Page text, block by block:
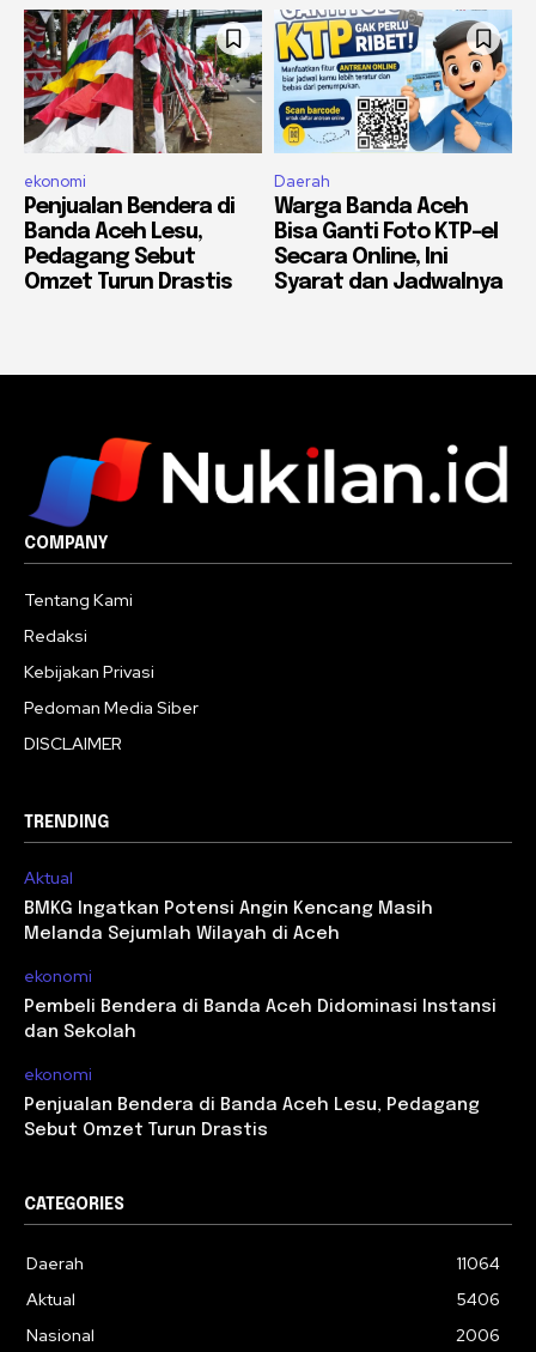
ekonomi
Penjualan Bendera di
Banda Aceh Lesu,
Pedagang Sebut
Omzet Turun Drastis
Daerah
Warga Banda Aceh
Bisa Ganti Foto KTP-el
Secara Online, Ini
Syarat dan Jadwalnya
COMPANY
Tentang Kami
Redaksi
Kebijakan Privasi
Pedoman Media Siber
DISCLAIMER
TRENDING
Aktual
BMKG Ingatkan Potensi Angin Kencang Masih
Melanda Sejumlah Wilayah di Aceh
ekonomi
Pembeli Bendera di Banda Aceh Didominasi Instansi
dan Sekolah
ekonomi
Penjualan Bendera di Banda Aceh Lesu, Pedagang
Sebut Omzet Turun Drastis
CATEGORIES
Daerah
11064
Aktual
5406
Nasional
2006